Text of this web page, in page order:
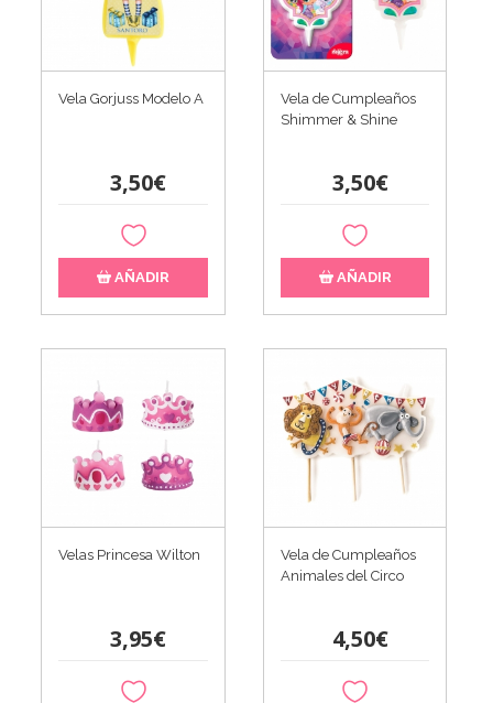
Vela Gorjuss Modelo A
3,50€
AÑADIR
Vela de Cumpleaños
Shimmer & Shine
3,50€
AÑADIR
Velas Princesa Wilton
3,95€
Vela de Cumpleaños
Animales del Circo
4,50€